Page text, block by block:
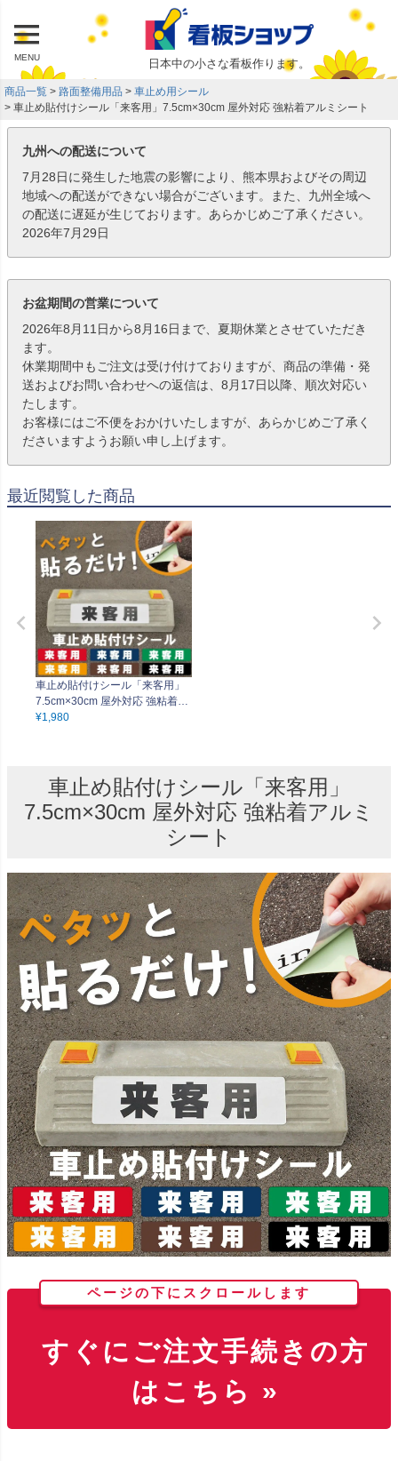
MENU 日本中の小さな看板作ります。
商品一覧 路面整備用品
車止め用シール
車止め貼付けシール「来客用」7.5cm×30cm 屋外対応 強粘着アルミシート
九州への配送について
7月28日に発生した地震の影響により、熊本県およびその周辺
地域への配送ができない場合がございます。また、九州全域へ
の配送に遅延が生じております。あらかじめご了承ください。
2026年7月29日
お盆期間の営業について
2026年8月11日から8月16日まで、夏期休業とさせていただき
ます。
休業期間中もご注文は受け付けておりますが、商品の準備・発
送およびお問い合わせへの返信は、8月17日以降、順次対応い
たします。
お客様にはご不便をおかけいたしますが、あらかじめご了承く
ださいますようお願い申し上げます。
最近閲覧した商品
車止め貼付けシール「来客用」
7.5cm×30cm 屋外対応 強粘着ア
ルミシート
¥1,980
車止め貼付けシール「来客用」
7.5cm×30cm 屋外対応 強粘着アルミ
シート
ページの下にスクロールします
すぐにご注文手続きの方
はこちら »